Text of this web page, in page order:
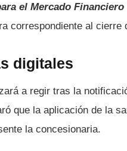
el Mercado Financiero
correspondiente al cierre
digitales
a regir tras la
que la aplicación de la
la concesionaria.